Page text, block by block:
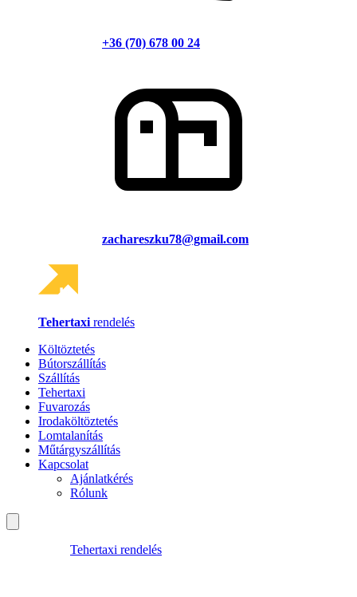
+36 (70) 678 00 24
zachareszku78@gmail.com
Tehertaxi rendelés
Költöztetés
Bútorszállítás
Szállítás
Tehertaxi
Fuvarozás
Irodaköltöztetés
Lomtalanítás
Műtárgyszállítás
Kapcsolat
Ajánlatkérés
Rólunk
Tehertaxi rendelés